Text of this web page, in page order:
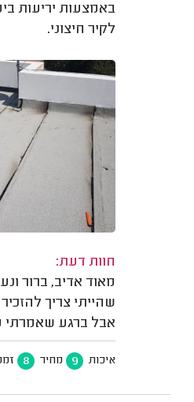
באמצעות יריעות
לקיר חיצוני.
חוות דעת:
מאוד אדיב, ברור
שהייתי צריך
אבל ברגע שאמרתי
איכות 9 מחיר 8